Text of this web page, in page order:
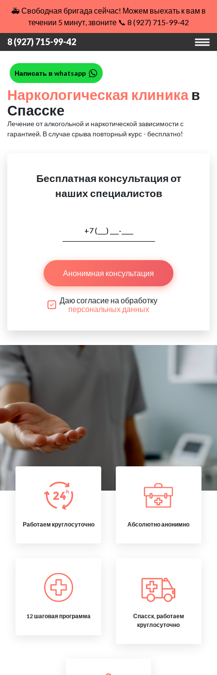
🚑 Свободная бригада сейчас! Можем выехать к вам в
течении 5 минут, звоните 📞 8 (927) 715-99-42
8 (927) 715-99-42
Написать в whatsapp
Наркологическая клиникав
Спасске
Лечение от алкогольной и наркотической зависимости с
гарантией. В случае срыва повторный курс - бесплатно!
Бесплатная консультация от
наших специалистов
Анонимная консультация
Даю согласие на обработку
персональных данных
Работаем круглосуточно Абсолютно анонимно
12 шаговая программа
Спасск, работаем
круглосуточно